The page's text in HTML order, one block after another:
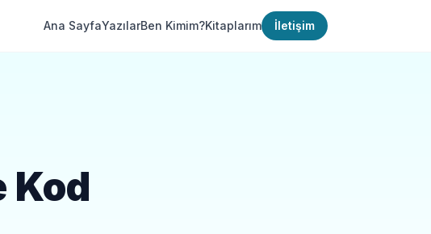
Ana SayfaYazılarBen Kimim?Kitaplarım İletişim
Kod